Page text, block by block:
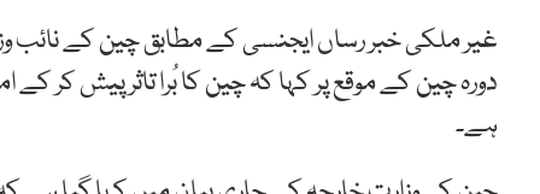
غیر ملکی خبر رساں ایجنسی کے مطابق چین کے
دورہ چین کے موقع پر کہا کہ چین کا بُرا تاثر پیش کر کے
ہے۔